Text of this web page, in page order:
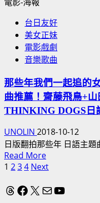
電
影
演
員
演，
RANDOM
HEARTS，
美
國
電
影
主
題
曲
GOOD
THING
好
聽
英
亡
曲》
好
聽
曲！
南
韓
棟
元
韓
孝
主
台日友好
美女正妹
電影戲劇
音樂歌曲
那些年我們一起追的
曲推薦！齋藤飛鳥+
THINKING DOGS日
UNOLIN 2018-10-12
日版翻拍那些年 日語主題
Read MoreRead
more
那
文
章
1 234 Next
Threads
Facebook
X 電子郵件YouTube